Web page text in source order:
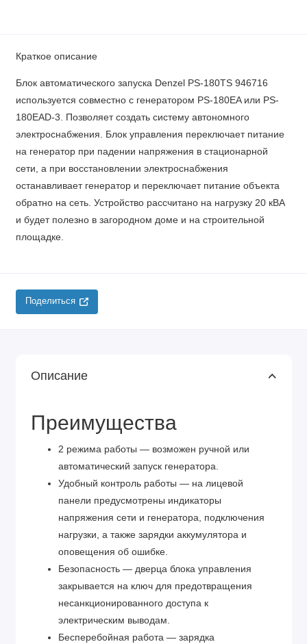
Краткое описание
Блок автоматического запуска Denzel PS-180TS 946716
используется совместно с генератором PS-180EA или PS-
180EAD-3. Позволяет создать систему автономного
электроснабжения. Блок управления переключает питание
на генератор при падении напряжения в стационарной
сети, а при восстановлении электроснабжения
останавливает генератор и переключает питание объекта
обратно на сеть. Устройство рассчитано на нагрузку 20 кВА
и будет полезно в загородном доме и на строительной
площадке.
Поделиться
Описание
Преимущества
2 режима работы — возможен ручной или
автоматический запуск генератора.
Удобный контроль работы — на лицевой
панели предусмотрены индикаторы
напряжения сети и генератора, подключения
нагрузки, а также зарядки аккумулятора и
оповещения об ошибке.
Безопасность — дверца блока управления
закрывается на ключ для предотвращения
несанкционированного доступа к
электрическим выводам.
Бесперебойная работа — зарядка